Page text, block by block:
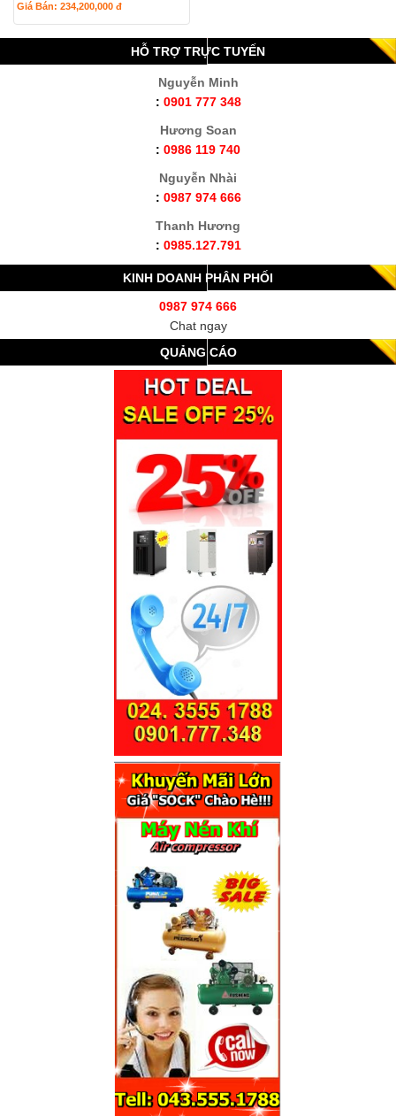
Giá Bán: 234,200,000 đ
HỖ TRỢ TRỰC TUYẾN
Nguyễn Minh
: 0901 777 348
Hương Soan
: 0986 119 740
Nguyễn Nhài
: 0987 974 666
Thanh Hương
: 0985.127.791
KINH DOANH PHÂN PHỐI
0987 974 666
Chat ngay
QUẢNG CÁO